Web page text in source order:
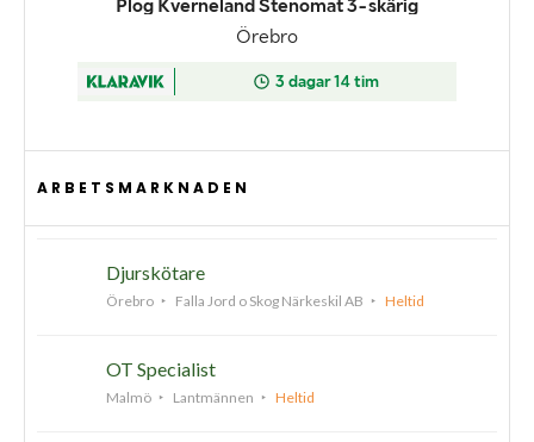
ARBETSMARKNADEN
Djurskötare
Örebro Falla Jord o Skog Närkeskil AB Heltid
OT Specialist
Malmö Lantmännen Heltid